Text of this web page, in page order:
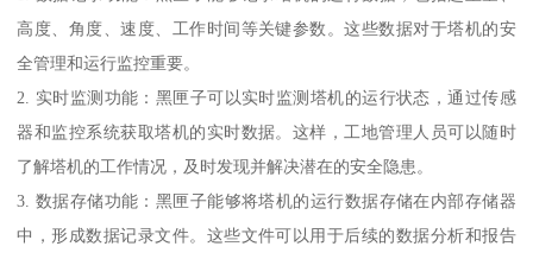
高度、角度、速度、工作时间等关键参数。这些数据对于塔机的安
全管理和运行监控重要。
2. 实时监测功能：黑匣子可以实时监测塔机的运行状态，通过传感
器和监控系统获取塔机的实时数据。这样，工地管理人员可以随时
了解塔机的工作情况，及时发现并解决潜在的安全隐患。
3. 数据存储功能：黑匣子能够将塔机的运行数据存储在内部存储器
中，形成数据记录文件。这些文件可以用于后续的数据分析和报告